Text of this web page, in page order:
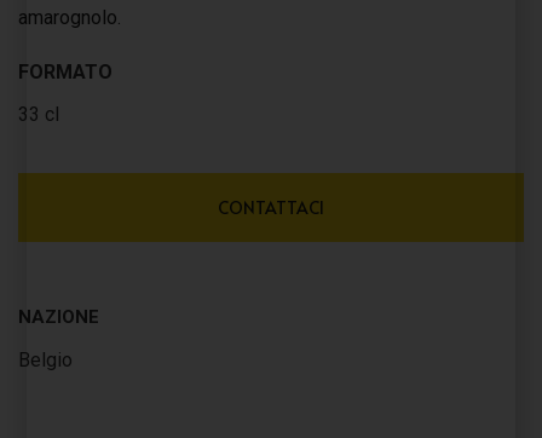
amarognolo.
FORMATO
33 cl
CONTATTACI
NAZIONE
Belgio